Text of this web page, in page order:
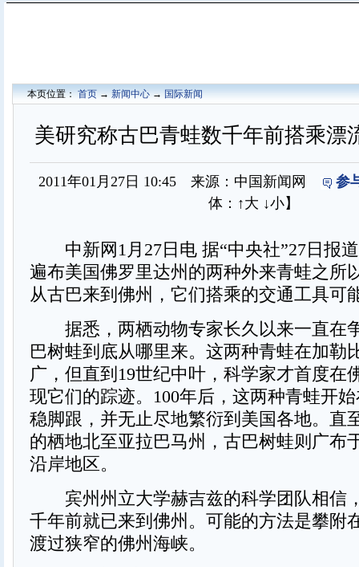
本页位置：首页→新闻中心→国际新闻
美研究称古巴青蛙数千年前搭乘漂
2011年01月27日 10:45 来源：中国新闻网
参
体： ↑大 ↓小】
中新网1月27日电 据“中央社”27日报
遍布美国佛罗里达州的两种外来青蛙之所
从古巴来到佛州，它们搭乘的交通工具可
据悉，两栖动物专家长久以来一直在
巴树蛙到底从哪里来。这两种青蛙在加勒
广，但直到19世纪中叶，科学家才首度在
现它们的踪迹。100年后，这两种青蛙开
稳脚跟，并无止尽地繁衍到美国各地。直
的栖地北至亚拉巴马州，古巴树蛙则广布
沿岸地区。
宾州州立大学赫吉兹的科学团队相信
千年前就已来到佛州。可能的方法是攀附
渡过狭窄的佛州海峡。